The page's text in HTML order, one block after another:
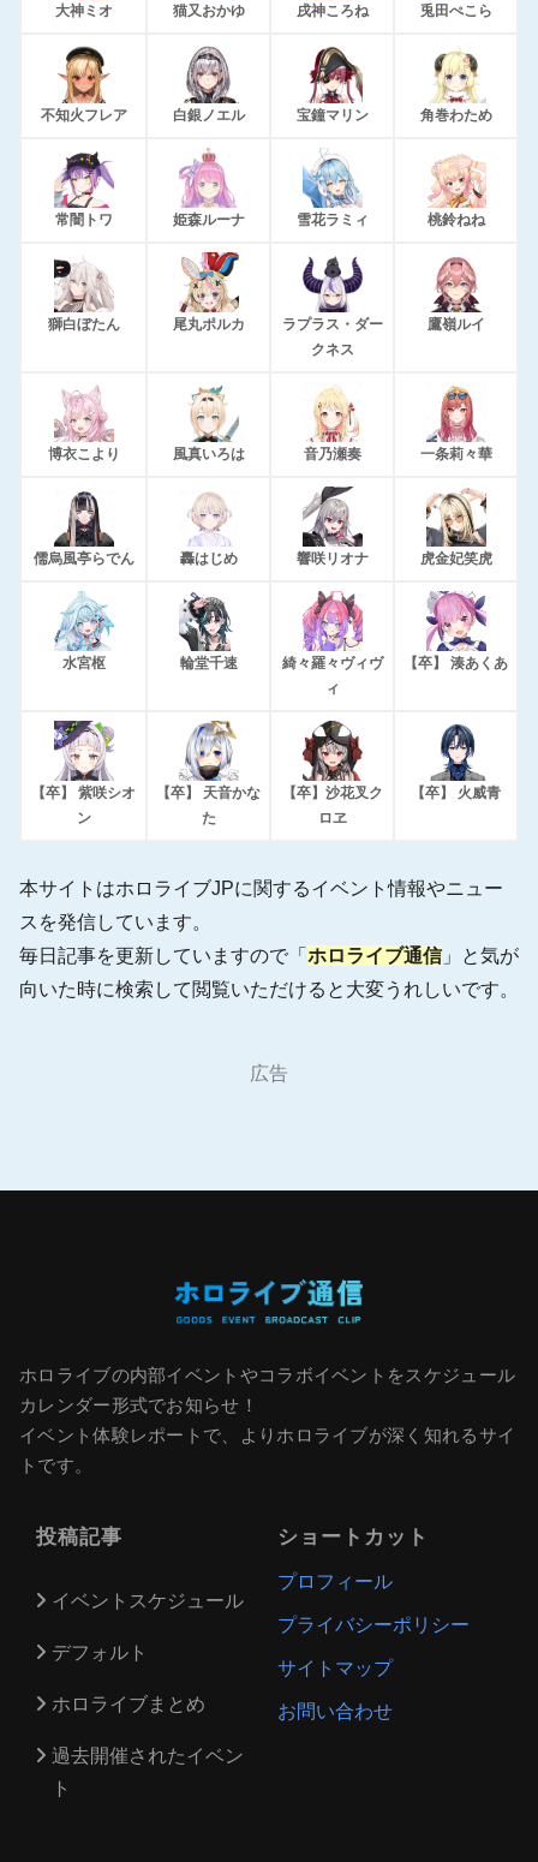
大神ミオ 猫又おかゆ 戌神ころね 兎田ぺこら
不知火フレア 白銀ノエル 宝鐘マリン 角巻わため
常闇トワ 姫森ルーナ 雪花ラミィ 桃鈴ねね
獅白ぼたん 尾丸ポルカ
ラプラス・ダー
クネス
鷹嶺ルイ
博衣こより 風真いろは 音乃瀬奏 一条莉々華
儒烏風亭らでん 轟はじめ 響咲リオナ 虎金妃笑虎
水宮枢 輪堂千速
綺々羅々ヴィヴ
ィ
【卒】 湊あくあ
【卒】 紫咲シオ
ン
【卒】 天音かな
た
【卒】沙花叉ク
ロヱ
【卒】 火威青
本サイトはホロライブJPに関するイベント情報やニュー
スを発信しています。
毎日記事を更新していますので「 ホロライブ通信 」と気が
向いた時に検索して閲覧いただけると大変うれしいです。
広告
ホロライブの内部イベントやコラボイベントをスケジュール
カレンダー形式でお知らせ！
イベント体験レポートで、よりホロライブが深く知れるサイ
トです。
投稿記事
イベントスケジュール
デフォルト
ホロライブまとめ
過去開催されたイベン
ト
ショートカット
プロフィール
プライバシーポリシー
サイトマップ
お問い合わせ